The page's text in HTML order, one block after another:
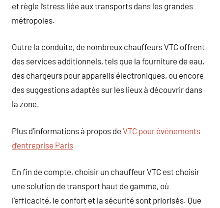
et règle l’stress liée aux transports dans les grandes
métropoles.
Outre la conduite, de nombreux chauffeurs VTC offrent
des services additionnels, tels que la fourniture de eau,
des chargeurs pour appareils électroniques, ou encore
des suggestions adaptés sur les lieux à découvrir dans
la zone.
Plus d’informations à propos de VTC pour événements
d’entreprise Paris
En fin de compte, choisir un chauffeur VTC est choisir
une solution de transport haut de gamme, où
l’efficacité, le confort et la sécurité sont priorisés. Que